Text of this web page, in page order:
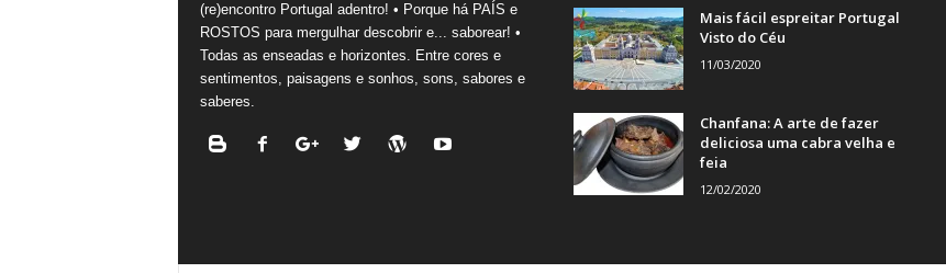
(re)encontro Portugal adentro! • Porque há PAÍS e
ROSTOS para mergulhar descobrir e... saborear! •
Todas as enseadas e horizontes. Entre cores e
sentimentos, paisagens e sonhos, sons, sabores e
saberes.
Mais fácil espreitar Portugal
Visto do Céu
11/03/2020
Chanfana: A arte de fazer
deliciosa uma cabra velha e
feia
12/02/2020